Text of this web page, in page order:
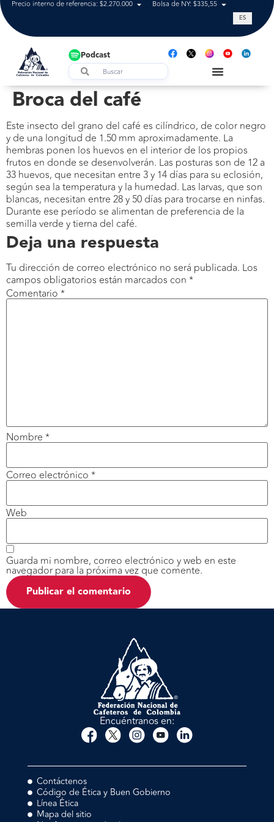
Precio interno de referencia: $2.270.000 Bolsa de NY: $335,55 Tasa de
ES
Podcast
Broca del café
Este insecto del grano del café es cilíndrico, de color negro
y de una longitud de 1.50 mm aproximadamente. La
hembras ponen los huevos en el interior de los propios
frutos en donde se desenvolverán. Las posturas son de 12 a
33 huevos, que necesitan entre 3 y 14 días para su eclosión,
según sea la temperatura y la humedad. Las larvas, que son
blancas, necesitan entre 28 y 50 días para trocarse en ninfas.
Durante ese período se alimentan de preferencia de la
semilla verde y tierna del café.
Deja una respuesta
Tu dirección de correo electrónico no será publicada. Los
campos obligatorios están marcados con *
Comentario *
Nombre *
Correo electrónico *
Web
Guarda mi nombre, correo electrónico y web en este
navegador para la próxima vez que comente.
Encuéntranos en:
Contáctenos
Código de Ética y Buen Gobierno
Línea Ética
Mapa del sitio